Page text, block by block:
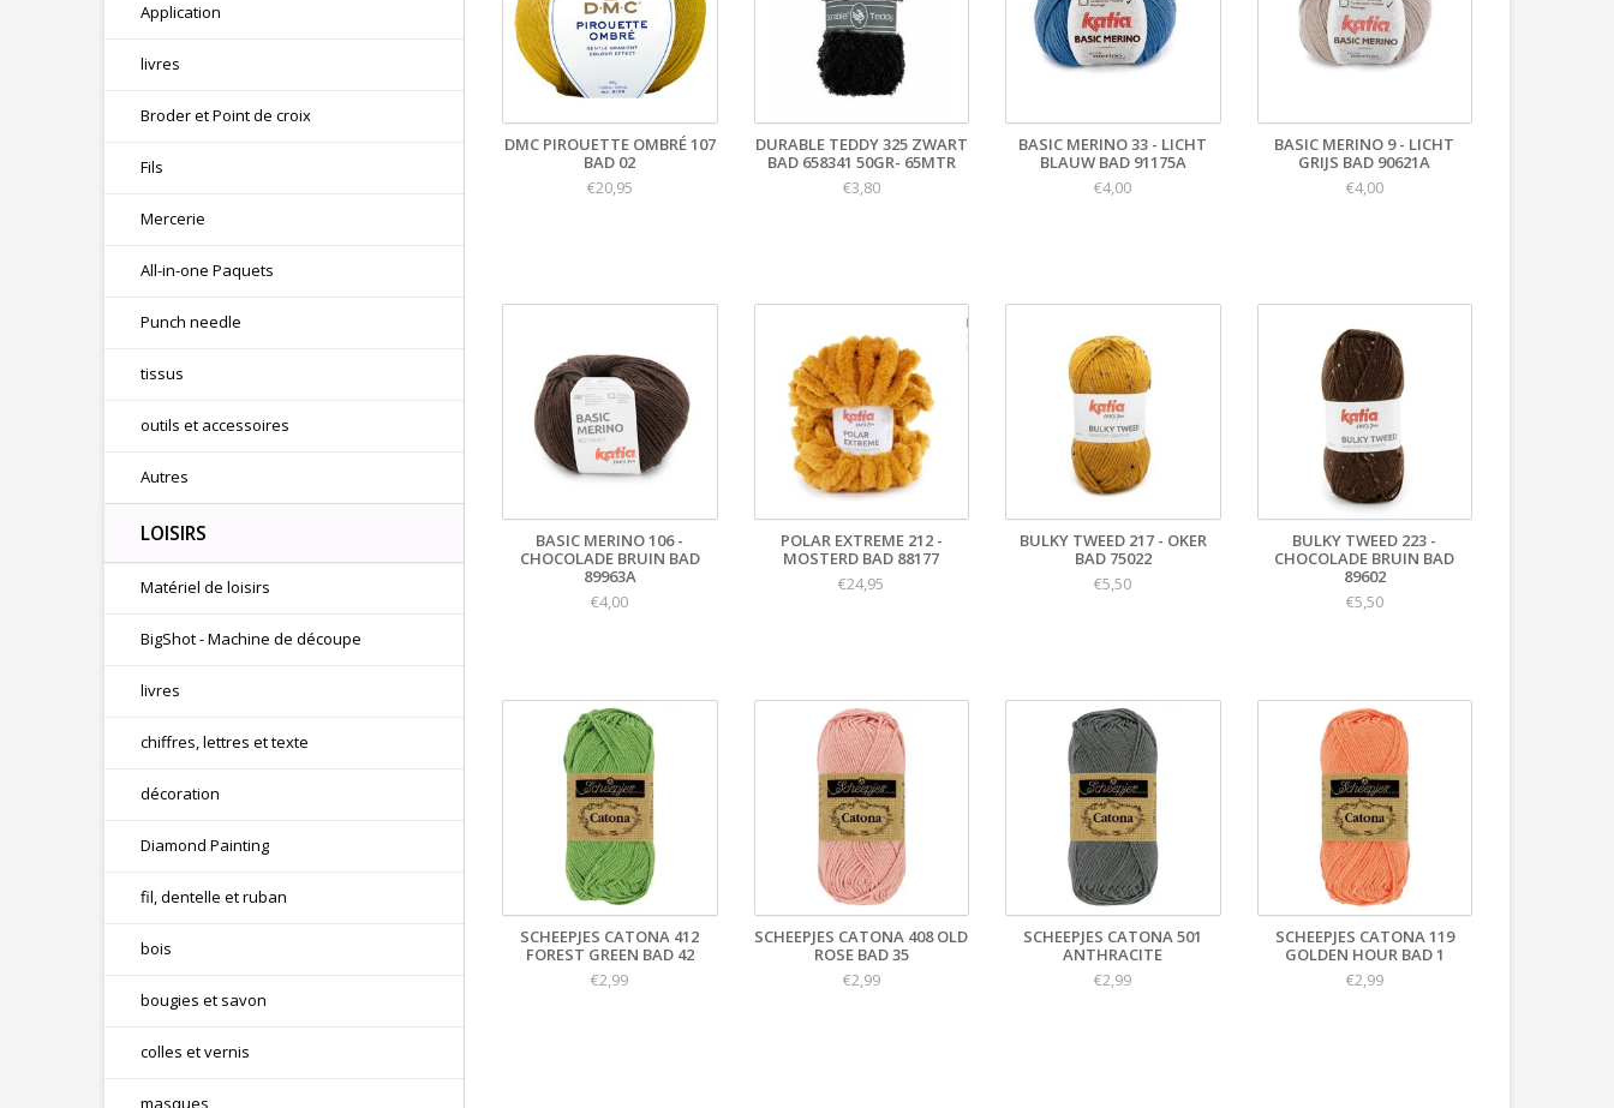
Application
livres
Broder et Point de croix
Fils
Mercerie
All-in-one Paquets
Punch needle
tissus
outils et accessoires
Autres
LOISIRS
Matériel de loisirs
BigShot - Machine de découpe
livres
chiffres, lettres et texte
décoration
Diamond Painting
fil, dentelle et ruban
bois
bougies et savon
colles et vernis
masques
DMC PIROUETTE OMBRÉ 107
BAD 02
€20,95
DURABLE TEDDY 325 ZWART
BAD 658341 50GR- 65MTR
€3,80
BASIC MERINO 33 - LICHT
BLAUW BAD 91175A
€4,00
BASIC MERINO 9 - LICHT
GRIJS BAD 90621A
€4,00
BASIC MERINO 106 -
CHOCOLADE BRUIN BAD
89963A
€4,00
POLAR EXTREME 212 -
MOSTERD BAD 88177
€24,95
BULKY TWEED 217 - OKER
BAD 75022
€5,50
BULKY TWEED 223 -
CHOCOLADE BRUIN BAD
89602
€5,50
SCHEEPJES CATONA 412
FOREST GREEN BAD 42
€2,99
SCHEEPJES CATONA 408 OLD
ROSE BAD 35
€2,99
SCHEEPJES CATONA 501
ANTHRACITE
€2,99
SCHEEPJES CATONA 119
GOLDEN HOUR BAD 1
€2,99